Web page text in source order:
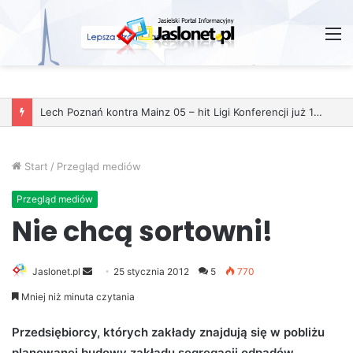
Lech Poznań kontra Mainz 05 – hit Ligi Konferencji już 11 grudnia
Start / Przegląd mediów
Przegląd mediów
Nie chcą sortowni!
Jaslonet.pl
d
a
25 stycznia 2012 5 770
Mniej niż minuta czytania
Przedsiębiorcy, których zakłady znajdują się w pobliżu